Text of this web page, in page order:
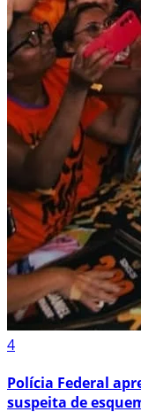
4
Polícia Federal
suspeita de